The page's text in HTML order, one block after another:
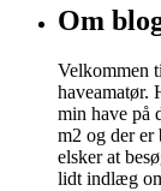
Om
Velkommen
haveamatør.
min have på
m2 og der er
elsker at
lidt indlæg